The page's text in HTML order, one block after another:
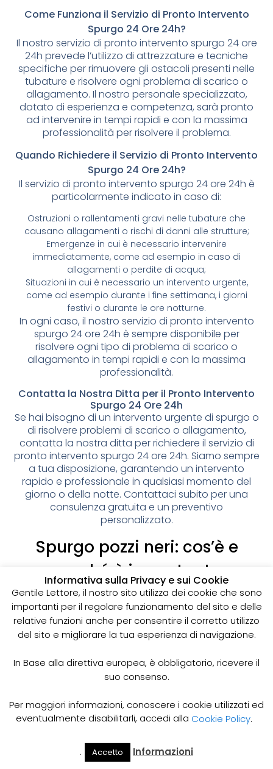
Come Funziona il Servizio di Pronto Intervento
Spurgo 24 Ore 24h?
Il nostro servizio di pronto intervento spurgo 24 ore
24h prevede l’utilizzo di attrezzature e tecniche
specifiche per rimuovere gli ostacoli presenti nelle
tubature e risolvere ogni problema di scarico o
allagamento. Il nostro personale specializzato,
dotato di esperienza e competenza, sarà pronto
ad intervenire in tempi rapidi e con la massima
professionalità per risolvere il problema.
Quando Richiedere il Servizio di Pronto Intervento
Spurgo 24 Ore 24h?
Il servizio di pronto intervento spurgo 24 ore 24h è
particolarmente indicato in caso di:
Ostruzioni o rallentamenti gravi nelle tubature che
causano allagamenti o rischi di danni alle strutture;
Emergenze in cui è necessario intervenire
immediatamente, come ad esempio in caso di
allagamenti o perdite di acqua;
Situazioni in cui è necessario un intervento urgente,
come ad esempio durante i fine settimana, i giorni
festivi o durante le ore notturne.
In ogni caso, il nostro servizio di pronto intervento
spurgo 24 ore 24h è sempre disponibile per
risolvere ogni tipo di problema di scarico o
allagamento in tempi rapidi e con la massima
professionalità.
Contatta la Nostra Ditta per il Pronto Intervento
Spurgo 24 Ore 24h
Se hai bisogno di un intervento urgente di spurgo o
di risolvere problemi di scarico o allagamento,
contatta la nostra ditta per richiedere il servizio di
pronto intervento spurgo 24 ore 24h. Siamo sempre
a tua disposizione, garantendo un intervento
rapido e professionale in qualsiasi momento del
giorno o della notte. Contattaci subito per una
consulenza gratuita e un preventivo
personalizzato.
Spurgo pozzi neri: cos’è e
perché è importante
I pozzi neri sono delle strutture sotterranee utilizzate
per la raccolta delle acque reflue domestiche,
soprattutto in zone dove non è disponibile un
sistema di smaltimento delle acque fognarie. Lo
spurgo dei pozzi neri è un’operazione essenziale
e prevenire il rischio di allagamenti, cattivi odori e
infezioni.
Come funziona lo spurgo dei pozzi neri
Lo spurgo dei pozzi neri viene effettuato mediante
specifiche, in grado di aspirare e rimuovere le
acque reflue e i sedimenti accumulati all’interno del
Cerca Il Mio
Informativa sulla Privacy e sui Cookie
Gentile Lettore, il nostro sito utilizza dei cookie che sono
importanti per il regolare funzionamento del sito e delle
relative funzioni anche per consentire il corretto utilizzo
del sito e migliorare la tua esperienza di navigazione.
In Base alla direttiva europea, è obbligatorio, ricevere il
suo consenso.
Per maggiori informazioni, conoscere i cookie utilizzati ed
eventualmente disabilitarli, accedi alla Cookie Policy.
. Accetto Informazioni